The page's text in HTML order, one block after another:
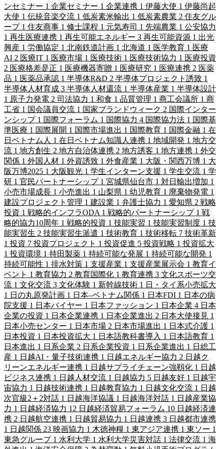
ンセミナー 1 企業セミナー 1 企業連携 1 伊藤大使 1 伊藤尚起
大使 1 伝統音楽交流 1 低炭素米輸出 1 低炭素農業 2 住友グル
ープ 1 住友商事 1 修士課程 1 元気寿司 1 先端農業 1 公安協力
1 再生医療連携 1 再生可能エネルギー 3 再生可能資源 1 出光
興産 1 労働協定 1 北南鉄道計画 1 北海道 1 医学教育 1 医療
AI 2 医療IT 1 医療市場 1 医療技術 1 医療技術協力 1 医療投資
2 医療格差是正 1 医療機器寄贈 1 医療研究 1 医療連携 2 医薬
品 1 医薬品承認 1 半導体R&D 2 半導体プロジェクト誘致 1
半導体人材育成 3 半導体人材還流 1 半導体産業 1 半導体設計
1 原子力発電 2 司法協力 1 和食 1 品質管理 1 商工会議所 1 商
工省 1 国会議員交流 1 国家ブランドウィーク 2 国際インター
ンシップ 1 国際フォーラム 1 国際協力 4 国際協力法 1 国際基
準医療 1 国際展開 1 国際市場進出 1 国際教育 1 国際金融 1 在
日ベトナム人 1 在日ベトナム知識人連携 1 地域開発 1 地方交
流 1 地方創生 2 地方自治体連携 2 地方誘客 1 地方連携 1 外交
関係 1 外国人材 1 外資誘致 1 外食産業 1 大阪・関西万博 1 大
阪万博2025 1 大阪観光 1 学生インターン支援 1 学生交流 1 学
研 1 官民パートナーシップ 1 宮城県仙台市 1 対日輸出増加 1
小売市場成長 1 小売進出 1 山梨県 1 幼児教育 1 廃棄物発電 1
建設プロジェクト管理 1 建設業 1 弁護士協力 1 愛知県 2 戦略
投資 1 戦略的インフラODA 1 戦略的パートナーシップ 1 戦
略的協力10周年 1 戦略的投資 1 技能実習 1 技能実習制度 1 技
能実習生 2 技能実習生派遣 1 技術教育 1 技術移転 7 技術革新
1 投資 7 投資プロジェクト 1 投資促進 5 投資戦略 1 投資拡大
1 投資環境 1 持田製薬 1 持続可能な発展 1 持続可能な開発 1
持続可能性 1 排水対策 1 支援産業 1 支援産業展示会 1 教育イ
ベント 1 教育協力 2 教育国際化 1 教育連携 3 文化スポーツ交
流 1 文化交流 3 文化体験 1 新幹線技術 1 日・タイ系小売拡大
1 日の丸原発計画 1 日本–ベトナム関係 1 日本FDI 1 日本の病
院支援 1 日本バイヤー 1 日本ファッション 1 日本企業 4 日本
企業の投資 1 日本企業連携 1 日本企業進出 2 日本大使接見 1
日本小売センター 1 日本市場 2 日本市場進出 1 日本式介護 1
日本投資 1 日本投資拡大 1 日本語教科書導入 1 日本語教育 1
日本進出 1 日系企業 2 日系企業投資 1 日系企業進出 1 日総工
産 1 日越AI・量子技術連携 1 日越エネルギー協力 2 日越ク
リーンエネルギー連携 1 日越サプライチェーン強靱化 1 日越
ビジネス連携 1 日越人材交流 1 日越協力 5 日越友好 1 日越宇
宙協力 1 日越技術連携 1 日越教育協力 1 日越文化交流 1 日越
次官級2＋2対話 1 日越海洋協議 1 日越海洋対話 1 日越産業協
力 1 日越経済協力 12 日越経済貿易フォーラム 10 日越経済連
携 2 日越航空連携 1 日越貿易協力 1 日越連携 3 日越都市連携
1 日越関係 23 映画協力 1 木徳神糧 1 東アジア連携 1 東ソー 1
東急グループ 1 水利大学 1 水利大学災害対話 1 法律交流 1 海